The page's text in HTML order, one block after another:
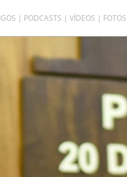
PODCASTS VÍDEOS FOTOS